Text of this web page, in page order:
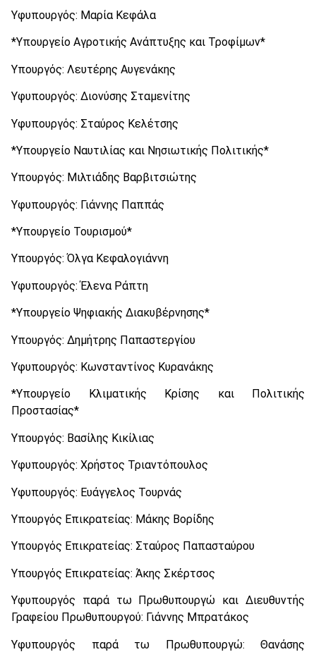
Υφυπουργός: Μαρία Κεφάλα
*Υπουργείο Αγροτικής Ανάπτυξης και Τροφίμων*
Υπουργός: Λευτέρης Αυγενάκης
Υφυπουργός: Διονύσης Σταμενίτης
Υφυπουργός: Σταύρος Κελέτσης
*Υπουργείο Ναυτιλίας και Νησιωτικής Πολιτικής*
Υπουργός: Μιλτιάδης Βαρβιτσιώτης
Υφυπουργός: Γιάννης Παππάς
*Υπουργείο Τουρισμού*
Υπουργός: Όλγα Κεφαλογιάννη
Υφυπουργός: Έλενα Ράπτη
*Υπουργείο Ψηφιακής Διακυβέρνησης*
Υπουργός: Δημήτρης Παπαστεργίου
Υφυπουργός: Κωνσταντίνος Κυρανάκης
*Υπουργείο Κλιματικής Κρίσης και Πολιτικής
Προστασίας*
Υπουργός: Βασίλης Κικίλιας
Υφυπουργός: Χρήστος Τριαντόπουλος
Υφυπουργός: Ευάγγελος Τουρνάς
Υπουργός Επικρατείας: Μάκης Βορίδης
Υπουργός Επικρατείας: Σταύρος Παπασταύρου
Υπουργός Επικρατείας: Άκης Σκέρτσος
Υφυπουργός παρά τω Πρωθυπουργώ και Διευθυντής
Γραφείου Πρωθυπουργού: Γιάννης Μπρατάκος
Υφυπουργός παρά τω Πρωθυπουργώ: Θανάσης